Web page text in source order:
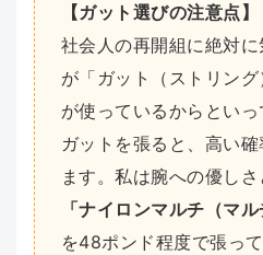
【ガット選びの注意点】
社会人の再開組に絶対
が「ガット（ストリン
が使っているからとい
ガットを張ると、高い
ます。私は腕への優しさ
「ナイロンマルチ（マ
を48ポンド程度で張っ